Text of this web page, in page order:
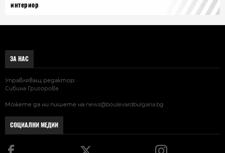
интериор
ЗА НАС
Управляващ редактор:
Сибина Григорова
Можете да ни пишете на news@boulevardbulgaria.bg
СОЦИАЛНИ МЕДИИ